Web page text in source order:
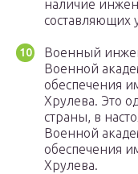
наличие
составляющих
Военный
Военной
обеспечения
Хрулева. Это
страны, в
Военной
обеспечения
Хрулева.